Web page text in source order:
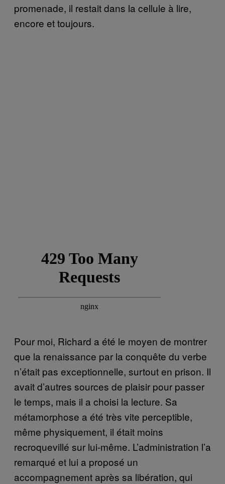
promenade, il restait dans la cellule à lire,
encore et toujours.
Pour moi, Richard a été le moyen de montrer
que la renaissance par la conquête du verbe
n’était pas exceptionnelle, surtout en prison. Il
avait d’autres sources de plaisir pour passer
le temps, mais il a choisi la lecture. Sa
métamorphose a été très vite perceptible,
même physiquement, il était moins
recroquevillé sur lui-même. L’administration l’a
remarqué et lui a proposé un
accompagnement après sa libération, qui